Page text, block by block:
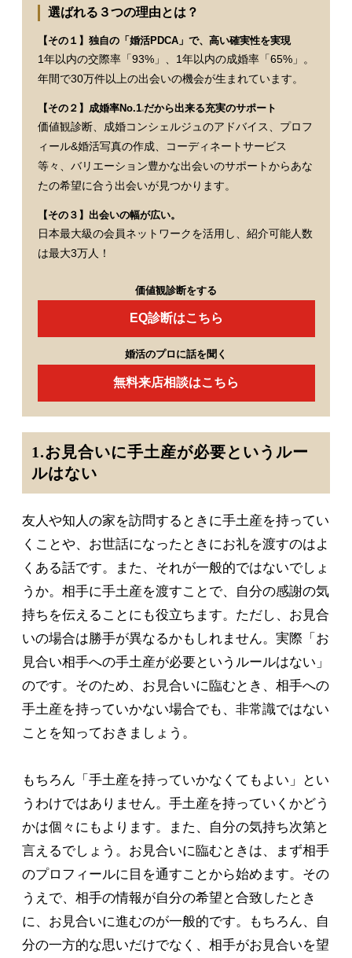
選ばれる３つの理由とは？
【その１】独自の「婚活PDCA」で、高い確実性を実現
1年以内の交際率「93%」、1年以内の成婚率「65%」。
年間で30万件以上の出会いの機会が生まれています。
【その２】成婚率No.1※だから出来る充実のサポート
価値観診断、成婚コンシェルジュのアドバイス、プロフ
ィール&婚活写真の作成、コーディネートサービス
等々、バリエーション豊かな出会いのサポートからあな
たの希望に合う出会いが見つかります。
【その３】出会いの幅が広い。
日本最大級の会員ネットワークを活用し、紹介可能人数
は最大3万人！
価値観診断をする
EQ診断はこちら
婚活のプロに話を聞く
無料来店相談はこちら
1.お見合いに手土産が必要というルー
ルはない
友人や知人の家を訪問するときに手土産を持ってい
くことや、お世話になったときにお礼を渡すのはよ
くある話です。また、それが一般的ではないでしょ
うか。相手に手土産を渡すことで、自分の感謝の気
持ちを伝えることにも役立ちます。ただし、お見合
いの場合は勝手が異なるかもしれません。実際「お
見合い相手への手土産が必要というルールはない」
のです。そのため、お見合いに臨むとき、相手への
手土産を持っていかない場合でも、非常識ではない
ことを知っておきましょう。
もちろん「手土産を持っていかなくてもよい」とい
うわけではありません。手土産を持っていくかどう
かは個々にもよります。また、自分の気持ち次第と
言えるでしょう。お見合いに臨むときは、まず相手
のプロフィールに目を通すことから始めます。その
うえで、相手の情報が自分の希望と合致したとき
に、お見合いに進むのが一般的です。もちろん、自
分の一方的な思いだけでなく、相手がお見合いを望